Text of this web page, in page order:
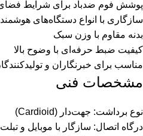
پوشش فوم ضدباد برای شرایط فضای
سازگاری با انواع دستگاه‌های هوشمند
بدنه مقاوم با وزن سبک
کیفیت ضبط حرفه‌ای با وضوح بالا
مناسب برای خبرنگاران و
مشخصات فنی
نوع برداشت: جهت‌دار (Cardioid)
درگاه اتصال: سازگار با موبایل و تبلت